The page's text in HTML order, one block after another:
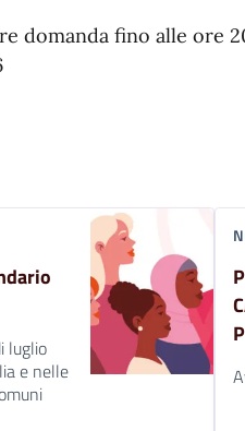
domanda fino alle ore
luglio
e nelle